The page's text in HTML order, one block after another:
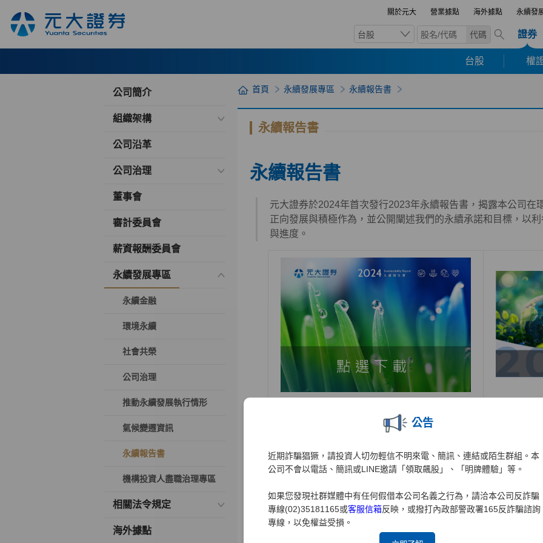
關於元大 營業據點 海外據點 永續發
台股 代碼 證券
台股 權
公告
近期詐騙猖獗，請投資人切勿輕信不明來電、簡訊、連結或陌生群組。本
公司不會以電話、簡訊或LINE邀請「領取飆股」、「明牌體驗」等。
如果您發現社群媒體中有任何假借本公司名義之行為，請洽本公司反詐騙
專線(02)35181165或客服信箱反映，或撥打內政部警政署165反詐騙諮詢
專線，以免權益受損。
公司簡介
組織架構
公司沿革
公司治理
董事會
審計委員會
薪資報酬委員會
永續發展專區
永續金融
環境永續
社會共榮
公司治理
推動永續發展執行情形
氣候變遷資訊
永續報告書
機構投資人盡職治理專區
相關法令規定
海外據點
首頁 永續發展專區 永續報告書
永續報告書
永續報告書
元大證券於2024年首次發行2023年永續報告書，揭露本公司在
正向發展與積極作為，並公開闡述我們的永續承諾和目標，以
與進度。